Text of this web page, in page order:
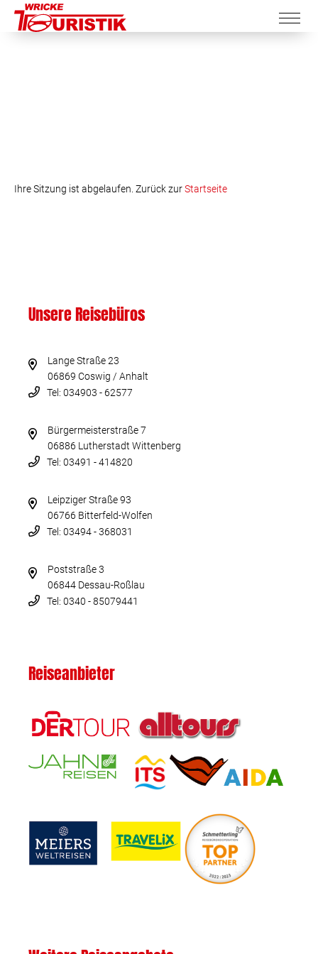
Ihre Sitzung ist abgelaufen. Zurück zurStartseite
Unsere Reisebüros
Lange Straße 23
06869 Coswig / Anhalt
Tel: 034903 - 62577
Bürgermeisterstraße 7
06886 Lutherstadt Wittenberg
Tel: 03491 - 414820
Leipziger Straße 93
06766 Bitterfeld-Wolfen
Tel: 03494 - 368031
Poststraße 3
06844 Dessau-Roßlau
Tel: 0340 - 85079441
Reiseanbieter